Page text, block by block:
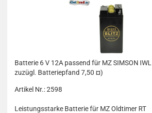
Batterie 6 V 12A passend für MZ SIMSON
zuzügl. Batteriepfand 7,50 ¤)
Artikel Nr.: 2598
Leistungsstarke Batterie für MZ Oldtimer RT